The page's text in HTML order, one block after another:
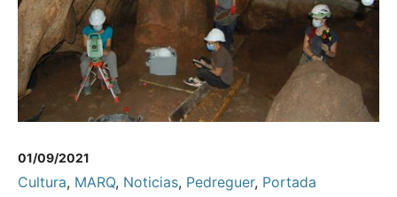
01/09/2021
Cultura, MARQ, Noticias, Pedreguer, Portada